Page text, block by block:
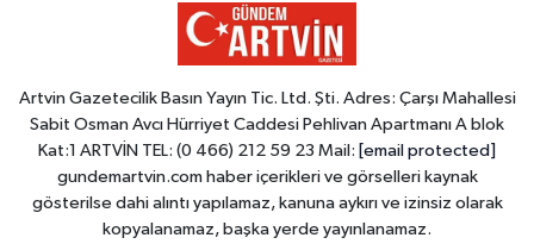
Artvin Gazetecilik Basın Yayın Tic. Ltd. Şti. Adres: Çarşı Mahallesi
Sabit Osman Avcı Hürriyet Caddesi Pehlivan Apartmanı A blok
Kat:1 ARTVİN TEL: (0 466) 212 59 23 Mail: [email protected]
gundemartvin.com haber içerikleri ve görselleri kaynak
gösterilse dahi alıntı yapılamaz, kanuna aykırı ve izinsiz olarak
kopyalanamaz, başka yerde yayınlanamaz.